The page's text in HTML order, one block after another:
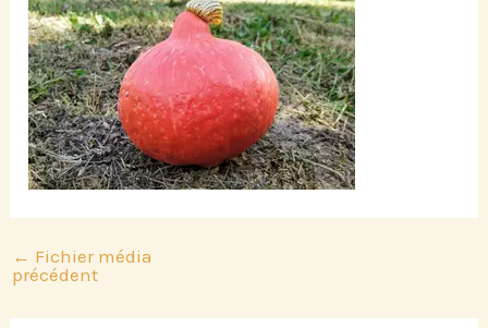
← Fichier média
précédent